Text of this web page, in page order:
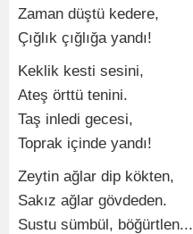
Zaman düştü kedere,
Çığlık çığlığa yandı!
Keklik kesti sesini,
Ateş örttü tenini.
Taş inledi gecesi,
Toprak içinde yandı!
Zeytin ağlar dip kökten,
Sakız ağlar gövdeden.
Sustu sümbül, böğürtlen...